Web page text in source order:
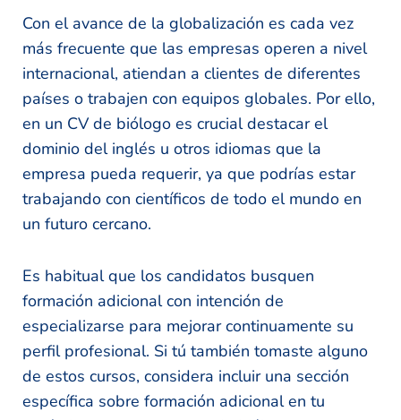
Con el avance de la globalización es cada vez
más frecuente que las empresas operen a nivel
internacional, atiendan a clientes de diferentes
países o trabajen con equipos globales. Por ello,
en un CV de biólogo es crucial destacar el
dominio del inglés u otros idiomas que la
empresa pueda requerir, ya que podrías estar
trabajando con científicos de todo el mundo en
un futuro cercano.
Es habitual que los candidatos busquen
formación adicional con intención de
especializarse para mejorar continuamente su
perfil profesional. Si tú también tomaste alguno
de estos cursos, considera incluir una sección
específica sobre formación adicional en tu